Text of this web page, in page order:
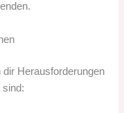
Herausforderungen
sind: